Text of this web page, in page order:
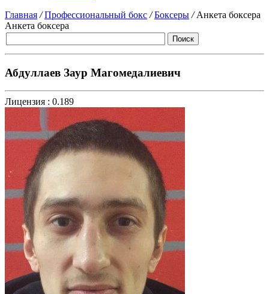
Главная / Профессиональный бокс / Боксеры /Анкета боксера
Анкета боксера
Абдуллаев Заур Магомедалиевич
Лицензия : 0.189